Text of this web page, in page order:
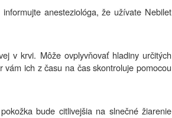
anesteziológa, že užívate Nebilet
v krvi. Môže ovplyvňovať hladiny určitých
ich z času na čas skontroluje pomocou
bude citlivejšia na slnečné žiarenie